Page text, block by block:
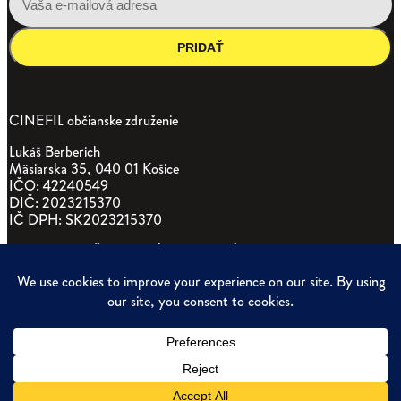
PRIDAŤ
CINEFIL občianske združenie
Lukáš Berberich
Mäsiarska 35, 040 01 Košice
IČO: 42240549
DIČ: 2023215370
IČ DPH: SK2023215370
ZÁSADY SPRACÚVANIA OSOBNÝCH ÚDAJOV
(DOCX, 169KB)
POVINNÉ ZVEREJŇOVANIE
(PDF)
Ticketing and website by EventHub.fm